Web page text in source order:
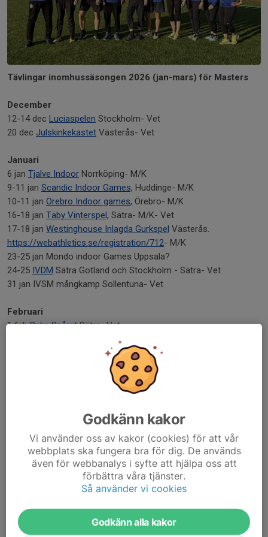
Tävlingar inomhussäsongen 2026 (jan-mars) för Masters
December
12-14 dec Luciaspelen Stockholm- Vet
20 dec Julskinkekastet Västerås- Vet
Januari
6 jan Tjalve Indoor Norrköping- M/K
9-11 jan Scandic Indoor Games, Huddinge- M/K
10-11 jan Örebro Indoor games, Örebro- M/K
16-18 jan Täby Vinterspel, Sätra- M/K- Vet
17-18 jan Westinghouse Inlagda Gurkspel Västerås.
https://webathletics.se/registration/712- M/K
23-25 jan Mondo indoor Games Uppsala?
24-25 IVDM Sätra Gotland och Stockholm - Sätra- Vet
31 jan IVSM mångkamp Sollentuna- Vet
Februari
1 febRaka SpåretSätra- Vet
Hammarbyspelen, Sätra- K/M
Turebergs Explosiva #4
Sollentuna
20 feb Resultattävling Stavhopp, AIK och Bromma IF
22 feb Turebergs kastlördag, Sollentuna
1 mars Turebergs Veterankast #1, Sollentuna
XX mars Tybblelundsspelen Örebro
27 mars – 2 april IVEM Torún, Polen
Startavgifter
Godkänn kakor
Vi använder oss av kakor (cookies) för att vår
webbplats ska fungera bra för dig. De används
även för webbanalys i syfte att hjälpa oss att
förbättra våra tjänster.
Så använder vi cookies
Godkänn alla kakor